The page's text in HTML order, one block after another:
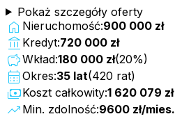
Pokaż szczegóły oferty
home Nieruchomość:900 000 zł
account_balance Kredyt:720 000 zł
savingsWkład:180 000 zł(20%)
calendar_month Okres:35 lat(420 rat)
paymentsKoszt całkowity:1 620 079 zł
trending_up Min. zdolność:9600 zł/mies.